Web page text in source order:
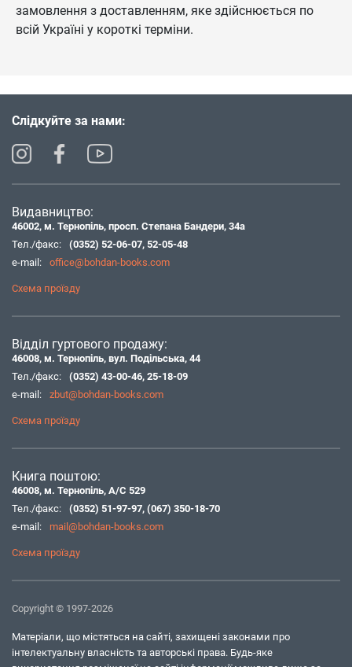
замовлення з доставленням, яке здійснюється по
всій Україні у короткі терміни.
Слідкуйте за нами:
Видавництво:
46002, м. Тернопіль, просп. Степана Бандери, 34а
Тел./факс:
(0352) 52-06-07, 52-05-48
e-mail:
office@bohdan-books.com
Схема проїзду
Відділ гуртового продажу:
46008, м. Тернопіль, вул. Подільська, 44
Тел./факс:
(0352) 43-00-46, 25-18-09
e-mail:
zbut@bohdan-books.com
Схема проїзду
Книга поштою:
46008, м. Тернопіль, А/С 529
Тел./факс:
(0352) 51-97-97, (067) 350-18-70
e-mail:
mail@bohdan-books.com
Схема проїзду
Copyright © 1997-2026
Матеріали, що містяться на сайті, захищені законами про
інтелектуальну власність та авторські права. Будь-яке